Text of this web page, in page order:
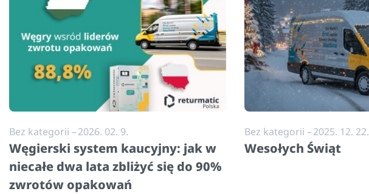
Bez kategorii –2026. 02. 9.
Węgierski system kaucyjny: jak w
niecałe dwa lata zbliżyć się do 90%
zwrotów opakowań
Bez kategorii –2025. 12. 22.
Wesołych Świąt